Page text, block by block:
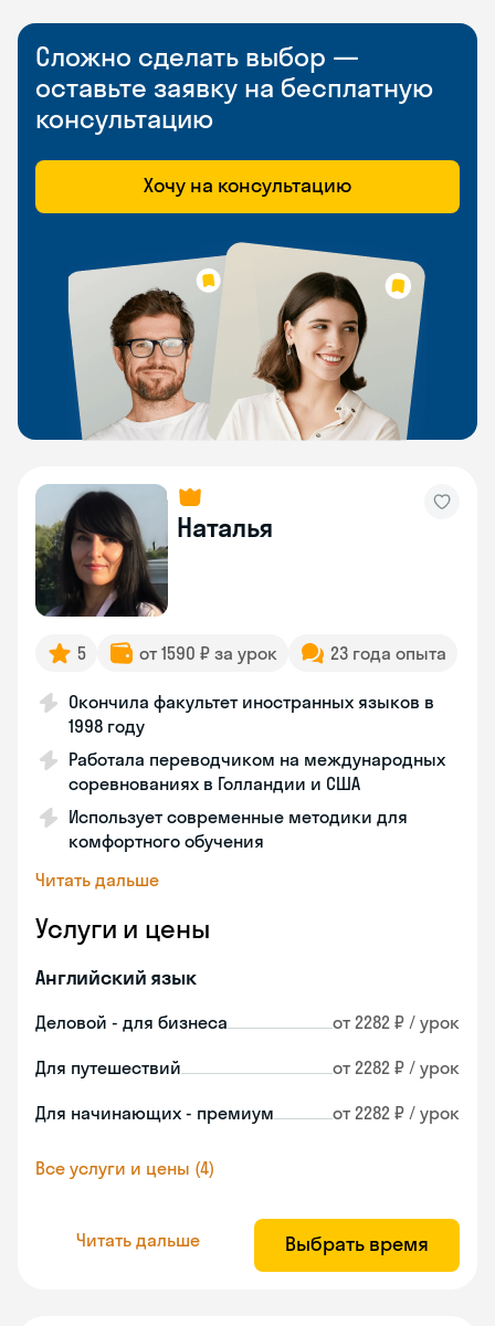
Сложно сделать выбор —
оставьте заявку на бесплатную
консультацию
Хочу на консультацию
Наталья
5 от 1590 ₽ за урок 23 года опыта
Окончила факультет иностранных языков в
1998 году
Работала переводчиком на международных
соревнованиях в Голландии и США
Использует современные методики для
комфортного обучения
Читать дальше
Услуги и цены
Английский язык
Деловой - для бизнеса от 2282 ₽ / урок
Для путешествий от 2282 ₽ / урок
Для начинающих - премиум от 2282 ₽ / урок
Все услуги и цены (4)
Читать дальше Выбрать время